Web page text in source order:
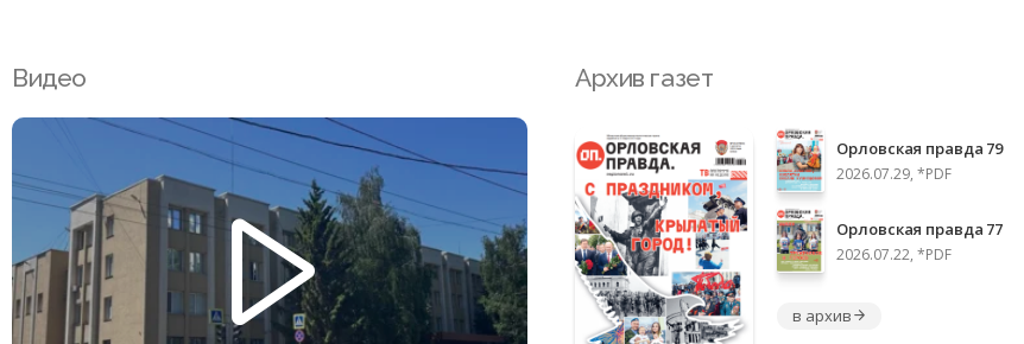
Видео Архив газет
Орловская правда 79
2026.07.29, *PDF
Орловская правда 77
2026.07.22, *PDF
в архив